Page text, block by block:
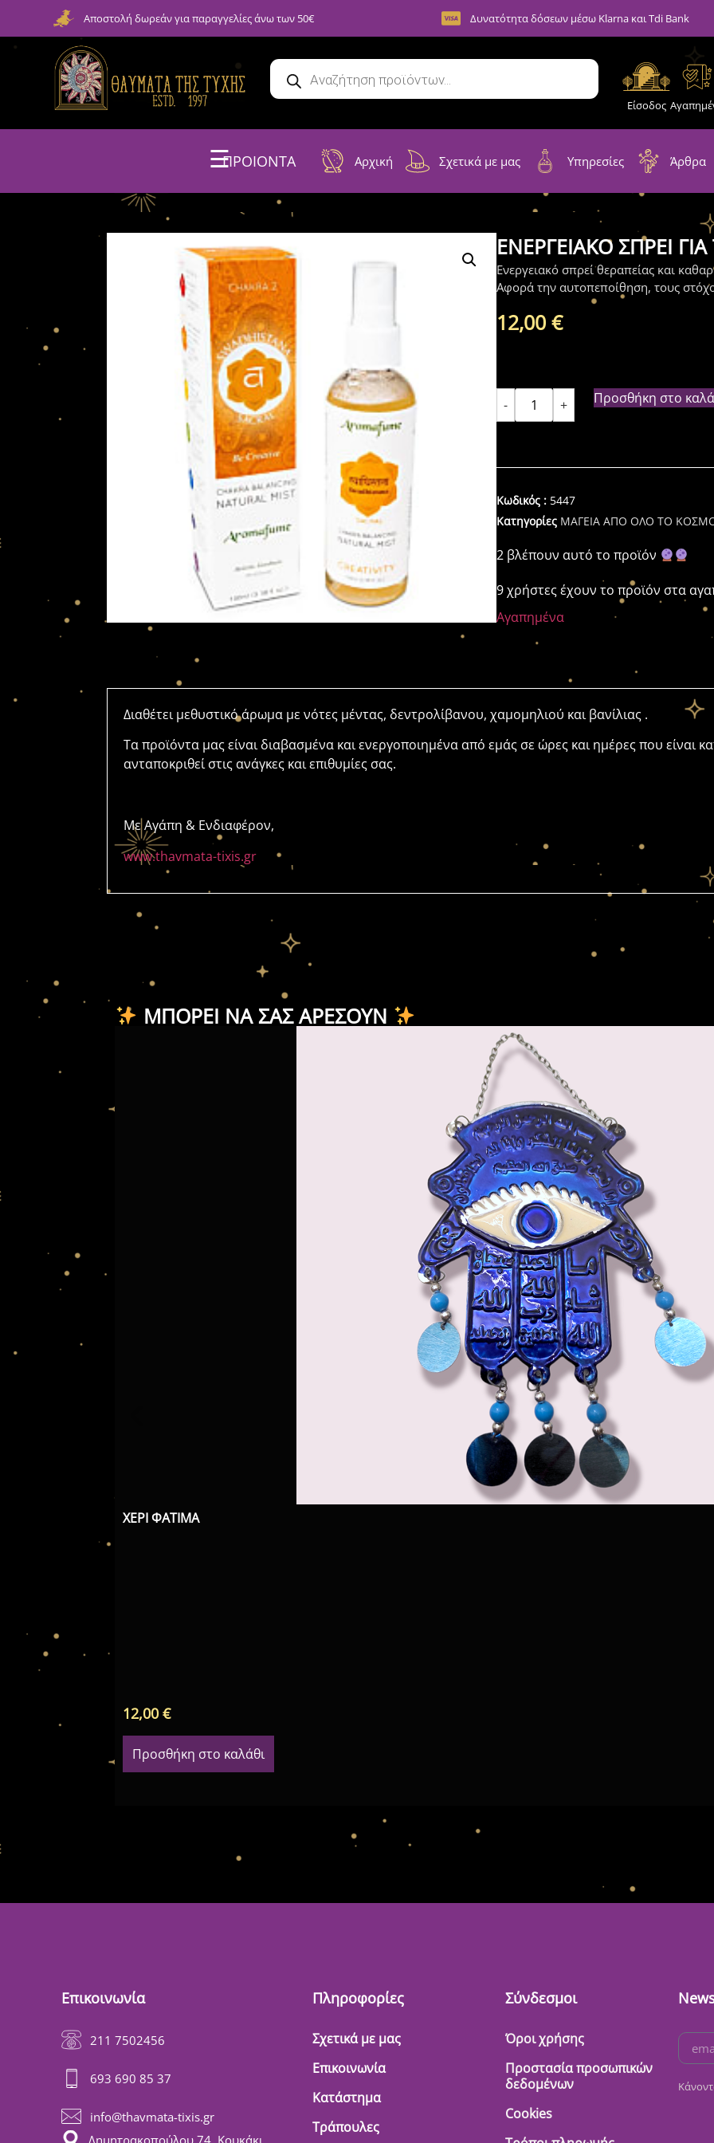
Αποστολή δωρεάν για παραγγελίες άνω των 50€ Δυνατότητα δόσεων μέσω Klarna και Tdi Bank
Είσοδος
☰ΠΡΟΙΟΝΤΑ Αρχική Σχετικά με μας Υπηρεσίες Άρθρα
ΕΝΕΡΓΕΙΑΚΟ ΣΠΡΕΙ
Ενεργειακό σπρεί θεραπείας και
Αφορά την αυτοπεποίθηση, τους
12,00€
- + Προσθήκη στο
Κωδικός : 5447
Κατηγορίες ΜΑΓΕΙΑ ΑΠΟ ΟΛΟ ΤΟ
2 βλέπουν αυτό το προϊόν
9 χρήστες έχουν το προϊόν στα
Αγαπημένα
Διαθέτει μεθυστικό άρωμα με νότες μέντας, δεντρολίβανου, χαμομηλιού και βανίλιας .
Τα προϊόντα μας είναι διαβασμένα και ενεργοποιημένα από εμάς σε ώρες και ημέρες που είναι
ανταποκριθεί στις ανάγκες και επιθυμίες σας.
Με Αγάπη & Ενδιαφέρον,
www.thavmata-tixis.gr
ΜΠΟΡΕΊ ΝΑ ΣΑΣ ΑΡΈΣΟΥΝ
ΧΕΡΙ ΦΑΤΙΜΑ
12,00€
Προσθήκη στο καλάθι
Επικοινωνία
211 7502456
693 690 85 37
info@thavmata-tixis.gr
Πληροφορίες
Σχετικά με μας
Επικοινωνία
Κατάστημα
Τράπουλες
Σύνδεσμοι
Όροι χρήσης
Προστασία προσωπικών
δεδομένων
Cookies